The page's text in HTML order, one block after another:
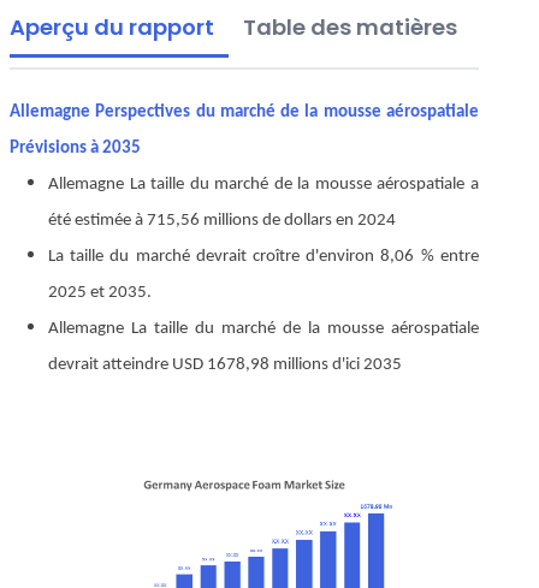
Aperçu du rapport Table des matières
Allemagne Perspectives du marché de la mousse aérospatiale
Prévisions à 2035
Allemagne La taille du marché de la mousse aérospatiale a
été estimée à 715,56 millions de dollars en 2024
La taille du marché devrait croître d'environ 8,06 % entre
2025 et 2035.
Allemagne La taille du marché de la mousse aérospatiale
devrait atteindre USD 1678,98 millions d'ici 2035